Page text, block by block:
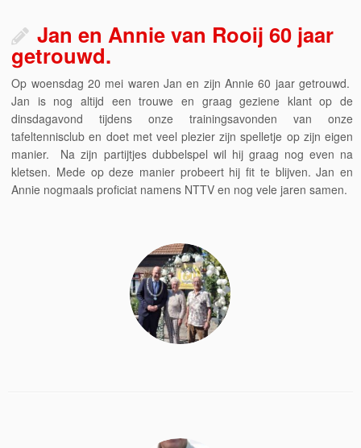
Jan en Annie van Rooij 60 jaar
getrouwd.
Op woensdag 20 mei waren Jan en zijn Annie 60 jaar getrouwd.
Jan is nog altijd een trouwe en graag geziene klant op de
dinsdagavond tijdens onze trainingsavonden van onze
tafeltennisclub en doet met veel plezier zijn spelletje op zijn eigen
manier. Na zijn partijtjes dubbelspel wil hij graag nog even na
kletsen. Mede op deze manier probeert hij fit te blijven. Jan en
Annie nogmaals proficiat namens NTTV en nog vele jaren samen.